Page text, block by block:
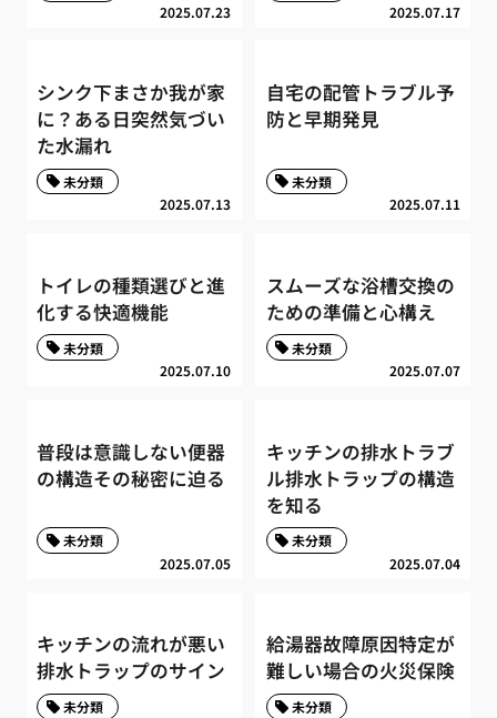
2025.07.23 2025.07.17
シンク下まさか我が家
に？ある日突然気づい
た水漏れ
2025.07.13
未分類
自宅の配管トラブル予
防と早期発見
2025.07.11
未分類
トイレの種類選びと進
化する快適機能
2025.07.10
未分類
スムーズな浴槽交換の
ための準備と心構え
2025.07.07
未分類
普段は意識しない便器
の構造その秘密に迫る
2025.07.05
未分類
キッチンの排水トラブ
ル排水トラップの構造
を知る
2025.07.04
未分類
キッチンの流れが悪い
排水トラップのサイン
未分類
給湯器故障原因特定が
難しい場合の火災保険
未分類